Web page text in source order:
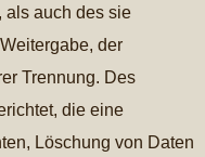
als auch des sie
der
Trennung. Des
die eine
Löschung von Daten